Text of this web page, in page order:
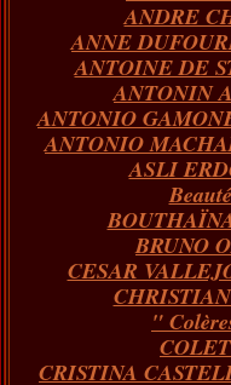
Mars
Avril
Mars
Mai
Avril
Mars
Juin
Mai
Avril
Mars
Juillet
Juin
Mai
Avril
Mars
Février
Janvier
Août
Juillet
Juin
ANDRE
ANNE
ANTOINE DE
ANTONIN
ANTONIO
ANTONIO
ASLI
BRUNO
CESAR
"
CRISTINA